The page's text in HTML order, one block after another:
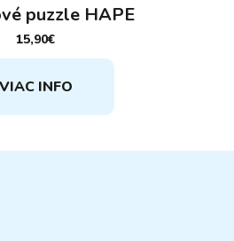
puzzle HAPE
15,90€
VIAC INFO